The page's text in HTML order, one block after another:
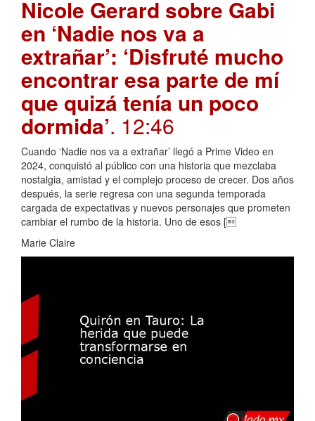
Nicole Gerard sobre Gabi
en ‘Nadie nos va a
extrañar’: ‘Disfruté mucho
encontrar esa parte de mí
que quizá tenía un poco
dormida’. 12:46
Cuando ‘Nadie nos va a extrañar’ llegó a Prime Video en
2024, conquistó al público con una historia que mezclaba
nostalgia, amistad y el complejo proceso de crecer. Dos años
después, la serie regresa con una segunda temporada
cargada de expectativas y nuevos personajes que prometen
cambiar el rumbo de la historia. Uno de esos [
Marie Claire